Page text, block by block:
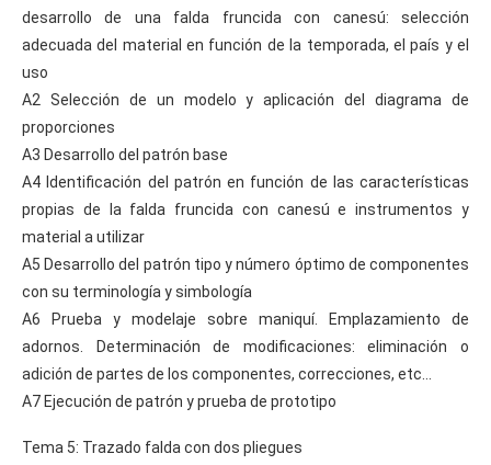
desarrollo de una falda fruncida con canesú: selección
adecuada del material en función de la temporada, el país y el
uso
A2 Selección de un modelo y aplicación del diagrama de
proporciones
A3 Desarrollo del patrón base
A4 Identificación del patrón en función de las características
propias de la falda fruncida con canesú e instrumentos y
material a utilizar
A5 Desarrollo del patrón tipo y número óptimo de componentes
con su terminología y simbología
A6 Prueba y modelaje sobre maniquí. Emplazamiento de
adornos. Determinación de modificaciones: eliminación o
adición de partes de los componentes, correcciones, etc…
A7 Ejecución de patrón y prueba de prototipo
Tema 5: Trazado falda con dos pliegues